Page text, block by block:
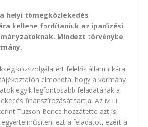
helyi tömegközlekedés
kellene fordítaniuk az iparűzési
Mindezt törvénybe
közszolgálatért felelős államtitkára
elmondta, hogy a kormány
egyik legfontosabb feladatának a
finanszírozását tartja. Az MTI
Tuzson Bence hozzátette azt is,
ezt a feladatot, ezért a